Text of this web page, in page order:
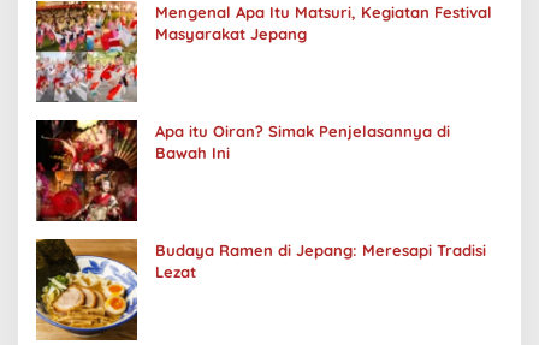
Mengenal Apa Itu Matsuri, Kegiatan Festival
Masyarakat Jepang
Apa itu Oiran? Simak Penjelasannya di
Bawah Ini
Budaya Ramen di Jepang: Meresapi Tradisi
Lezat